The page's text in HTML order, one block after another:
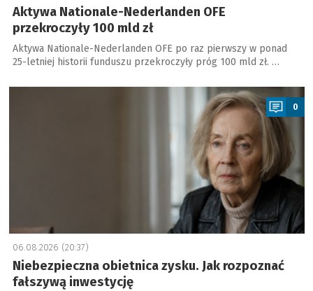
Aktywa Nationale-Nederlanden OFE
przekroczyły 100 mld zł
Aktywa Nationale-Nederlanden OFE po raz pierwszy w ponad
25-letniej historii funduszu przekroczyły próg 100 mld zł. …
a
0
06.08.2026 (20:37)
Niebezpieczna obietnica zysku. Jak rozpoznać
fałszywą inwestycję